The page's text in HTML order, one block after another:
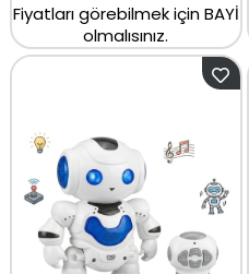
Fiyatları görebilmek için BAYİ
olmalısınız.